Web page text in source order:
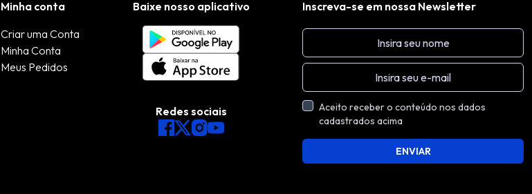
Minha conta
Criar uma Conta
Minha Conta
Meus Pedidos
Baixe nosso aplicativo
Redes sociais
Inscreva-se em nossa Newsletter
Aceito receber o conteúdo nos dados
cadastrados acima
ENVIAR